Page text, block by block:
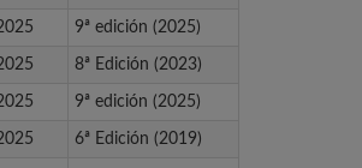
9ª edición (2025)
8ª Edición (2023)
9ª edición (2025)
6ª Edición (2019)